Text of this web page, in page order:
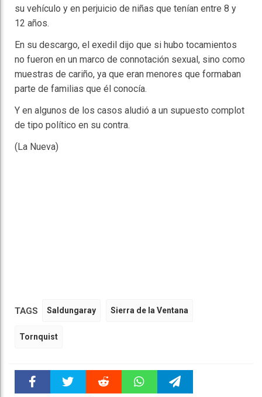
su vehículo y en perjuicio de niñas que tenían entre 8 y
12 años.
En su descargo, el exedil dijo que si hubo tocamientos
no fueron en un marco de connotación sexual, sino como
muestras de cariño, ya que eran menores que formaban
parte de familias que él conocía.
Y en algunos de los casos aludió a un supuesto complot
de tipo político en su contra.
(La Nueva)
TAGS Saldungaray Sierra de la Ventana
Tornquist